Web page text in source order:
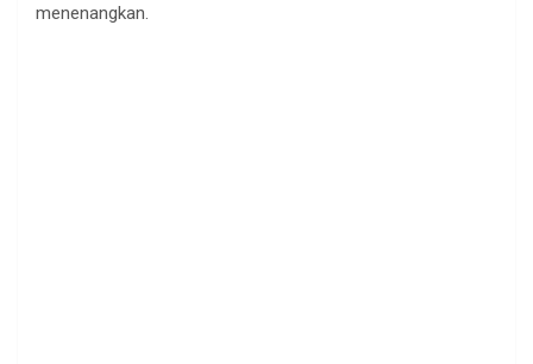
menenangkan.